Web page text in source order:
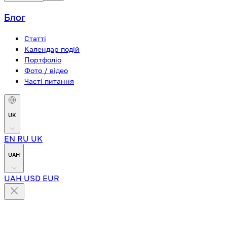
Блог
Статті
Календар подій
Портфоліо
Фото / відео
Часті питання
UK
EN RU UK
UAH
UAH USD EUR